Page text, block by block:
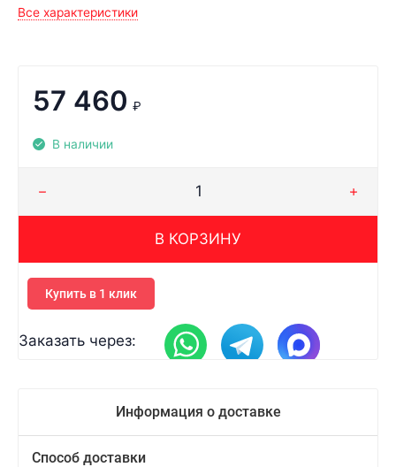
Все характеристики
57 460 ₽
В наличии
В КОРЗИНУ
Купить в 1 клик
Заказать через:
Информация о доставке
Способ доставки